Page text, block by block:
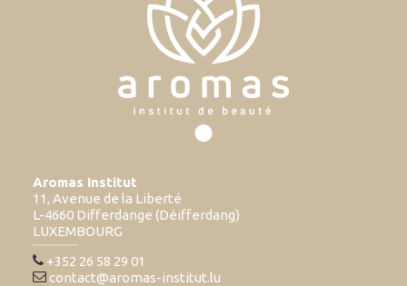
Aromas Institut
11, Avenue de la Liberté
L-4660 Differdange (Déifferdang)
LUXEMBOURG
+352 26 58 29 01
contact@aromas-institut.lu